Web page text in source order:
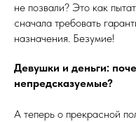
не позвали? Это как
сначала требовать
назначения. Безумие!
Девушки и деньги:
непредсказуемые?
А теперь о прекрасной